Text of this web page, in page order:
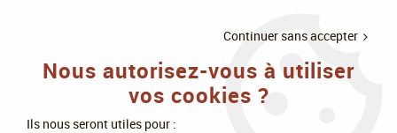
Continuer sans accepter
Nous autorisez-vous à utiliser
vos cookies ?
Ils nous seront utiles pour :